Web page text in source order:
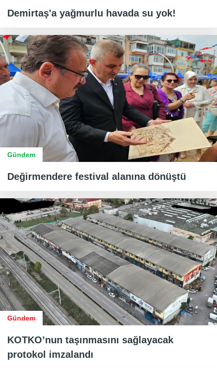
Demirtaş'a yağmurlu havada su yok!
Gündem
Değirmendere festival alanına dönüştü
Gündem
KOTKO’nun taşınmasını sağlayacak
protokol imzalandı